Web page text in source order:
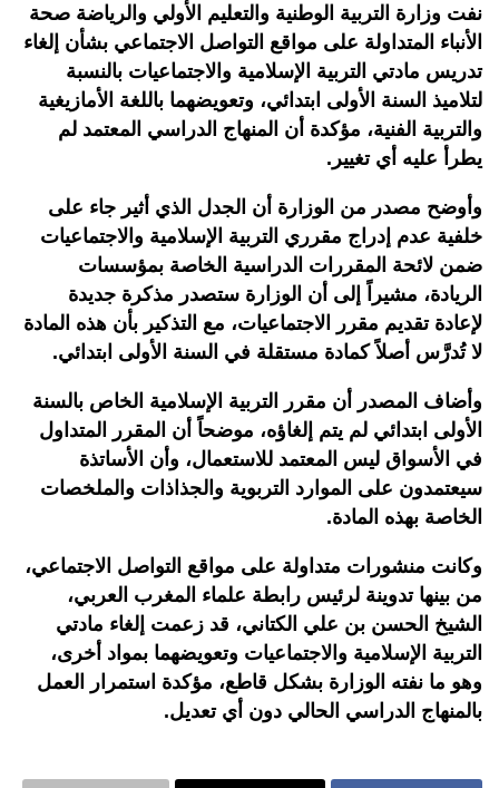
نفت وزارة التربية الوطنية والتعليم الأولي والرياضة صحة
الأنباء المتداولة على مواقع التواصل الاجتماعي بشأن إلغاء
تدريس مادتي التربية الإسلامية والاجتماعيات بالنسبة
لتلاميذ السنة الأولى ابتدائي، وتعويضهما باللغة الأمازيغية
والتربية الفنية، مؤكدة أن المنهاج الدراسي المعتمد لم
يطرأ عليه أي تغيير.
وأوضح مصدر من الوزارة أن الجدل الذي أثير جاء على
خلفية عدم إدراج مقرري التربية الإسلامية والاجتماعيات
ضمن لائحة المقررات الدراسية الخاصة بمؤسسات
الريادة، مشيراً إلى أن الوزارة ستصدر مذكرة جديدة
لإعادة تقديم مقرر الاجتماعيات، مع التذكير بأن هذه المادة
لا تُدرَّس أصلاً كمادة مستقلة في السنة الأولى ابتدائي.
وأضاف المصدر أن مقرر التربية الإسلامية الخاص بالسنة
الأولى ابتدائي لم يتم إلغاؤه، موضحاً أن المقرر المتداول
في الأسواق ليس المعتمد للاستعمال، وأن الأساتذة
سيعتمدون على الموارد التربوية والجذاذات والملخصات
الخاصة بهذه المادة.
وكانت منشورات متداولة على مواقع التواصل الاجتماعي،
من بينها تدوينة لرئيس رابطة علماء المغرب العربي،
الشيخ الحسن بن علي الكتاني، قد زعمت إلغاء مادتي
التربية الإسلامية والاجتماعيات وتعويضهما بمواد أخرى،
وهو ما نفته الوزارة بشكل قاطع، مؤكدة استمرار العمل
بالمنهاج الدراسي الحالي دون أي تعديل.